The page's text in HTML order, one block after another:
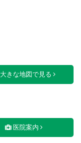
大きな地図で見る
医院案内